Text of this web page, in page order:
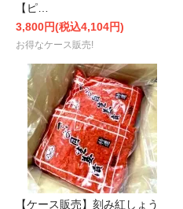
【ピ…
3,800円(税込4,104円)
お得なケース販売!
【ケース販売】刻み紅しょう